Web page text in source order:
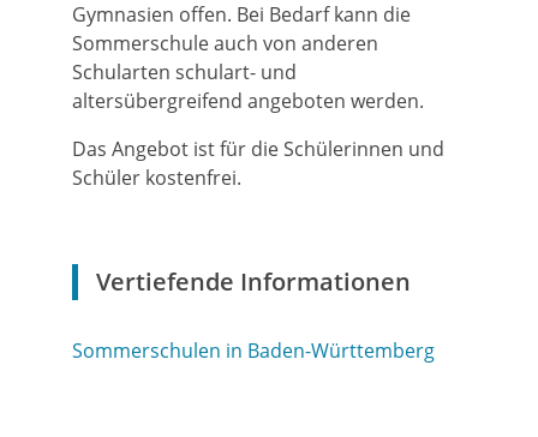
Gymnasien offen. Bei Bedarf kann die
Sommerschule auch von anderen
Schularten schulart- und
altersübergreifend angeboten werden.
Das Angebot ist für die Schülerinnen und
Schüler kostenfrei.
Vertiefende Informationen
Sommerschulen in Baden-Württemberg